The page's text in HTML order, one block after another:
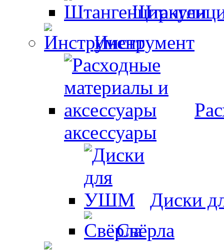
Инструмент
аксессуары
Диски
Свёрла